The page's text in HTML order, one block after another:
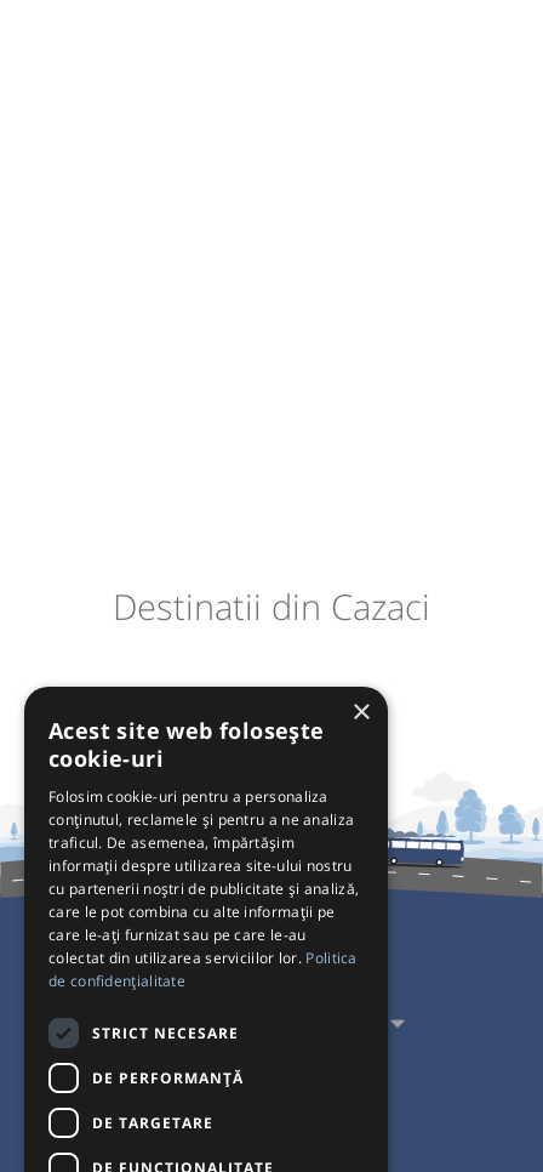
Destinatii din Cazaci
Pentru Călători
Pentru Transportatori
Interacționăm
Acceptăm plăți cu
×
Acest site web folosește
cookie-uri
Folosim cookie-uri pentru a personaliza
conținutul, reclamele și pentru a ne analiza
traficul. De asemenea, împărtășim
informații despre utilizarea site-ului nostru
cu partenerii noștri de publicitate și analiză,
care le pot combina cu alte informații pe
care le-ați furnizat sau pe care le-au
colectat din utilizarea serviciilor lor. Politica
de confidențialitate
STRICT NECESARE
DE PERFORMANȚĂ
DE TARGETARE
DE FUNCŢIONALITATE